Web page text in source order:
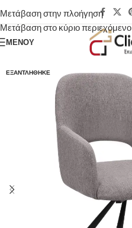
Μετάβαση στην πλοήγηση
Μετάβαση στο κύριο περιεχόμενο
ΜΕΝΟΎ
ΕΞΑΝΤΛΉΘΗΚΕ